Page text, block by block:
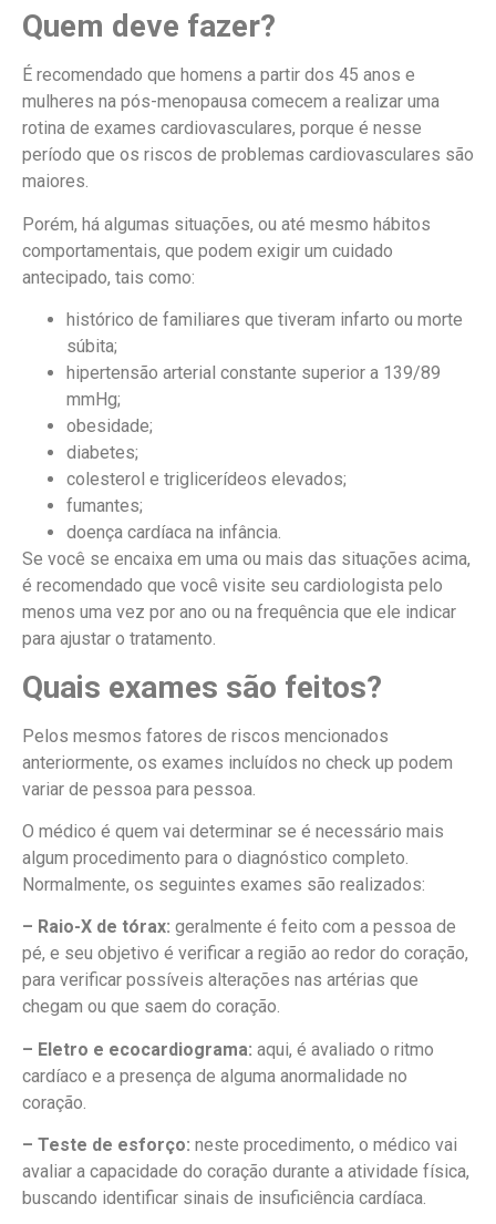
Quem deve fazer?
É recomendado que homens a partir dos 45 anos e
mulheres na pós-menopausa comecem a realizar uma
rotina de exames cardiovasculares, porque é nesse
período que os riscos de problemas cardiovasculares são
maiores.
Porém, há algumas situações, ou até mesmo hábitos
comportamentais, que podem exigir um cuidado
antecipado, tais como:
histórico de familiares que tiveram infarto ou morte
súbita;
hipertensão arterial constante superior a 139/89
mmHg;
obesidade;
diabetes;
colesterol e triglicerídeos elevados;
fumantes;
doença cardíaca na infância.
Se você se encaixa em uma ou mais das situações acima,
é recomendado que você visite seu cardiologista pelo
menos uma vez por ano ou na frequência que ele indicar
para ajustar o tratamento.
Quais exames são feitos?
Pelos mesmos fatores de riscos mencionados
anteriormente, os exames incluídos no check up podem
variar de pessoa para pessoa.
O médico é quem vai determinar se é necessário mais
algum procedimento para o diagnóstico completo.
Normalmente, os seguintes exames são realizados:
– Raio-X de tórax: geralmente é feito com a pessoa de
pé, e seu objetivo é verificar a região ao redor do coração,
para verificar possíveis alterações nas artérias que
chegam ou que saem do coração.
– Eletro e ecocardiograma: aqui, é avaliado o ritmo
cardíaco e a presença de alguma anormalidade no
coração.
– Teste de esforço: neste procedimento, o médico vai
avaliar a capacidade do coração durante a atividade física,
buscando identificar sinais de insuficiência cardíaca.